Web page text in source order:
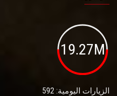
19.27M
الزيارات اليومية: 592